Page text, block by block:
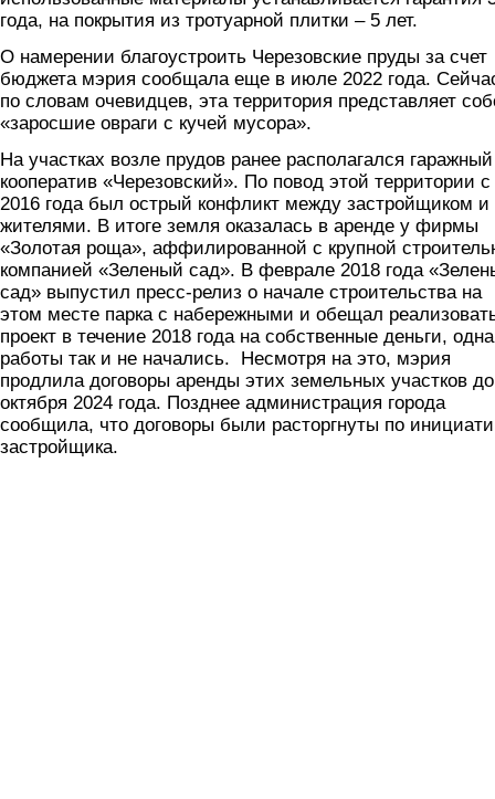
года, на покрытия из тротуарной плитки – 5 лет.
О намерении благоустроить Черезовские пруды за счет
бюджета мэрия сообщала еще в июле 2022 года.
по словам очевидцев, эта территория представляет
«заросшие овраги с кучей мусора».
На участках возле прудов ранее располагался гаражный
кооператив «Черезовский». По повод этой территории с
2016 года был острый конфликт между застройщиком и
жителями. В итоге земля оказалась в аренде у фирмы
«Золотая роща», аффилированной с крупной
компанией «Зеленый сад». В феврале 2018 года
сад» выпустил пресс-релиз о начале строительства на
этом месте парка с набережными и обещал
проект в течение 2018 года на собственные деньги,
работы так и не начались. Несмотря на это, мэрия
продлила договоры аренды этих земельных участков до
октября 2024 года. Позднее администрация города
сообщила, что договоры были расторгнуты по
застройщика.